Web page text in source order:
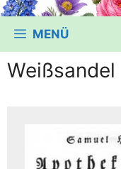
MENÜ
Weißsandel